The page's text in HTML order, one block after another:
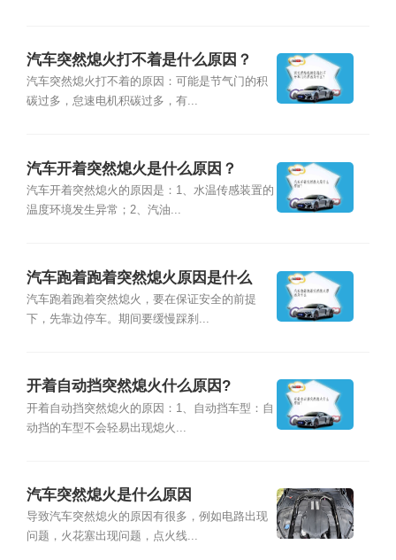
汽车突然熄火打不着是什么原因？
汽车突然熄火打不着的原因：可能是节气门的积
碳过多，怠速电机积碳过多，有...
汽车开着突然熄火是什么原因？
汽车开着突然熄火的原因是：1、水温传感装置的
温度环境发生异常；2、汽油...
汽车跑着跑着突然熄火原因是什么
汽车跑着跑着突然熄火，要在保证安全的前提
下，先靠边停车。期间要缓慢踩刹...
开着自动挡突然熄火什么原因?
开着自动挡突然熄火的原因：1、自动挡车型：自
动挡的车型不会轻易出现熄火...
汽车突然熄火是什么原因
导致汽车突然熄火的原因有很多，例如电路出现
问题，火花塞出现问题，点火线...